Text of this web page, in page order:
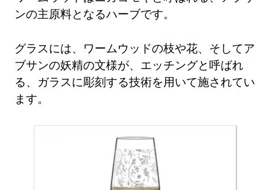
ンの主原料となるハーブです。
グラスには、ワームウッドの枝や花、そしてア
ブサンの妖精の文様が、エッチングと呼ばれ
る、ガラスに彫刻する技術を用いて施されてい
ます。